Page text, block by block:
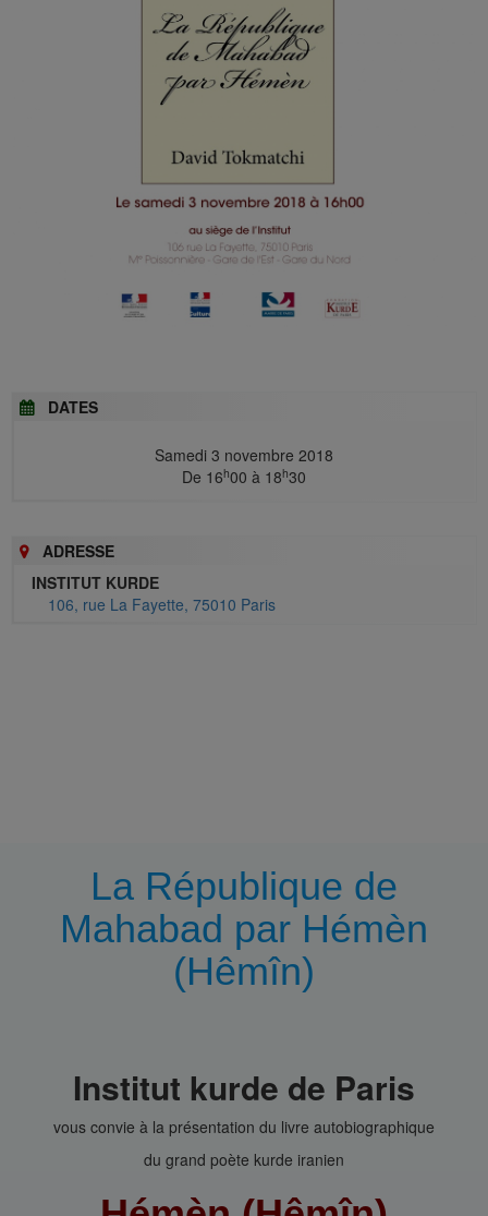
DATES
Samedi 3 novembre 2018
De 16h00 à 18h30
ADRESSE
INSTITUT KURDE
106, rue La Fayette, 75010 Paris
La République de
Mahabad par Hémèn
(Hêmîn)
Institut kurde de Paris
vous convie à la présentation du livre autobiographique
du grand poète kurde iranien